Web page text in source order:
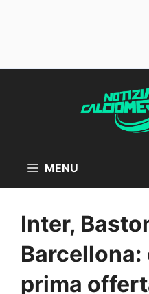
MENU
Inter,
Barcellona:
prima